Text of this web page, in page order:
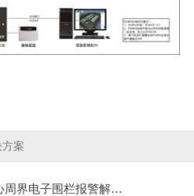
案
周界电子围栏报警解…